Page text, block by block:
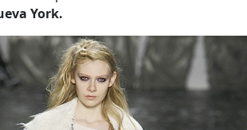
York.